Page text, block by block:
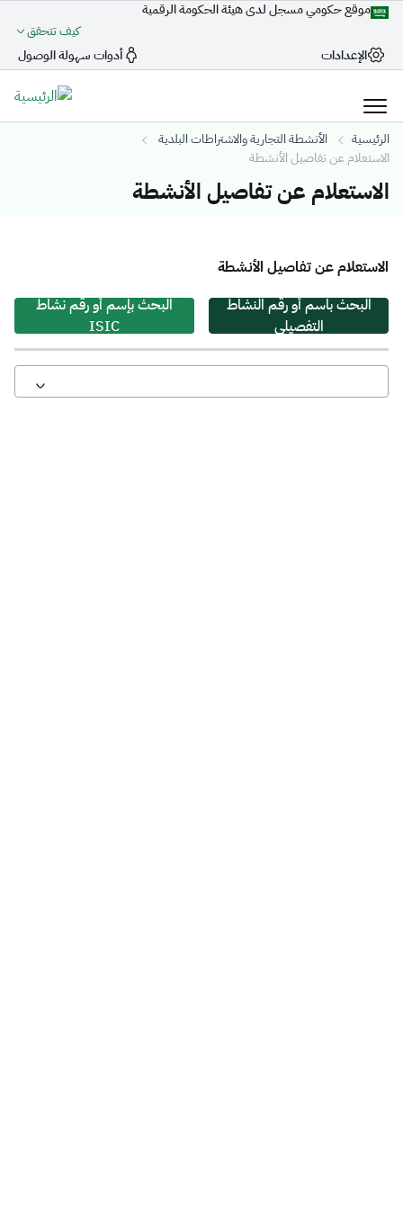
موقع حكومي مسجل لدى هيئة الحكومة الرقمية
كيف تتحقق
الإعدادات
أدوات سهولة الوصول
الرئيسية
الأنشطة التجارية والاشتراطات البلدية
الاستعلام عن تفاصيل الأنشطة
الاستعلام عن تفاصيل الأنشطة
الاستعلام عن تفاصيل الأنشطة
البحث باسم أو رقم النشاط
التفصيلي
البحث بإسم أو رقم نشاط
ISIC